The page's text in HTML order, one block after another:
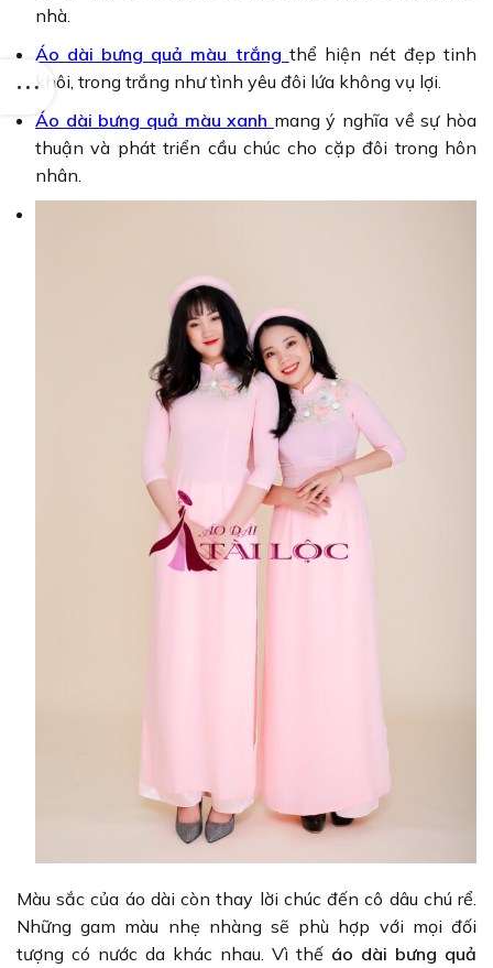
nhà.
Áo dài bưng quả màu trắng thể hiện nét đẹp tinh
khôi, trong trắng như tình yêu đôi lứa không vụ lợi.
Áo dài bưng quả màu xanh mang ý nghĩa về sự hòa
thuận và phát triển cầu chúc cho cặp đôi trong hôn
nhân.
Màu sắc của áo dài còn thay lời chúc đến cô dâu chú rể.
Những gam màu nhẹ nhàng sẽ phù hợp với mọi đối
tượng có nước da khác nhau. Vì thế áo dài bưng quả